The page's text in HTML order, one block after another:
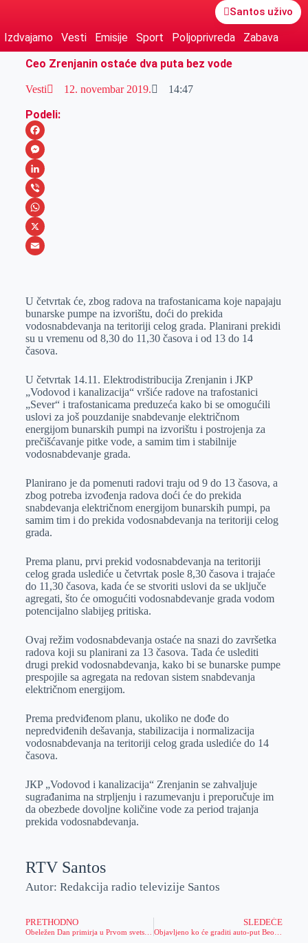
Santos uživo
Izdvajamo Vesti Emisije Sport Poljoprivreda
Zabava
Ceo Zrenjanin ostaće dva puta bez vode
Vesti 12. novembar 2019. 14:47
Podeli:
F
a
c
e
b
o
M
e
s
s
e
e
r
L
i
n
k
I
n
V
i
b
W
h
s
A
p
X
a
i
l
U četvrtak će, zbog radova na trafostanicama koje napajaju
bunarske pumpe na izvorištu, doći do prekida
vodosnabdevanja na teritoriji celog grada. Planirani prekidi
su u vremenu od 8,30 do 11,30 časova i od 13 do 14
časova.
U četvrtak 14.11. Elektrodistribucija Zrenjanin i JКP
„Vodovod i kanalizacija“ vršiće radove na trafostanici
„Sever“ i trafostanicama preduzeća kako bi se omogućili
uslovi za još pouzdanije snabdevanje električnom
energijom bunarskih pumpi na izvorištu i postrojenja za
prečišćavanje pitke vode, a samim tim i stabilnije
vodosnabdevanje grada.
Planirano je da pomenuti radovi traju od 9 do 13 časova, a
zbog potreba izvođenja radova doći će do prekida
snabdevanja električnom energijom bunarskih pumpi, pa
samim tim i do prekida vodosnabdevanja na teritoriji celog
grada.
Prema planu, prvi prekid vodosnabdevanja na teritoriji
celog grada uslediće u četvrtak posle 8,30 časova i trajaće
do 11,30 časova, kada će se stvoriti uslovi da se uključe
agregati, što će omogućiti vodosnabdevanje grada vodom
potencijalno slabijeg pritiska.
Ovaj režim vodosnabdevanja ostaće na snazi do završetka
radova koji su planirani za 13 časova. Tada će uslediti
drugi prekid vodosnabdevanja, kako bi se bunarske pumpe
prespojile sa agregata na redovan sistem snabdevanja
električnom energijom.
Prema predviđenom planu, ukoliko ne dođe do
nepredviđenih dešavanja, stabilizacija i normalizacija
vodosnabdevanja na teritoriji celog grada uslediće do 14
časova.
JКP „Vodovod i kanalizacija“ Zrenjanin se zahvaljuje
sugrađanima na strpljenju i razumevanju i preporučuje im
da obezbede dovoljne količine vode za period trajanja
prekida vodosnabdevanja.
RTV Santos
Autor: Redakcija radio televizije Santos
PRETHODNO
Obeležen Dan primirja u Prvom svetskom ratu u Zrenjaninu
SLEDEĆE